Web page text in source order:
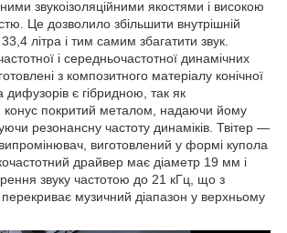
звукоізоляційними якостями і високою
Це дозволило збільшити внутрішній
літра і тим самим збагатити звук.
і середньочастотної динамічних
з композитного матеріалу конічної
є гібридною, так як
конус покритий металом, надаючи йому
резонансну частоту динаміків. Твітер ―
виготовлений у формі купола
драйвер має діаметр 19 мм і
звуку частотою до 21 кГц, що з
музичний діапазон у верхньому